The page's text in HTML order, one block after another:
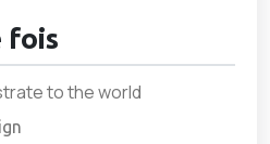
fois
to the world